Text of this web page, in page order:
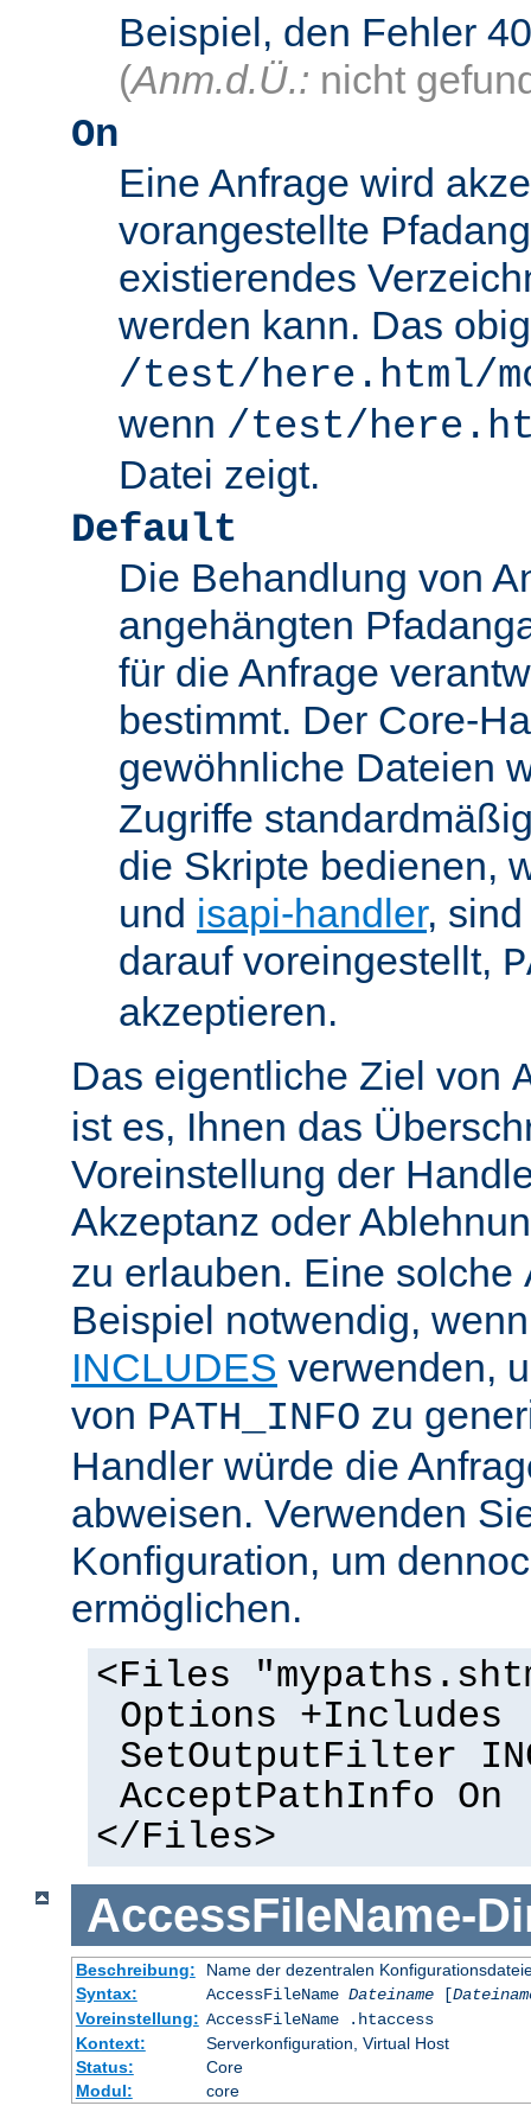
Beispiel, den Fehler
(Anm.d.Ü.: nicht
On
Eine Anfrage wird
vorangestellte
existierendes
werden kann. Das
/test/here.html/
wenn /test/
Datei zeigt.
Default
Die Behandlung von
angehängten
für die Anfrage
bestimmt. Der Core-
gewöhnliche Dateien
Zugriffe
die Skripte bedienen,
und isapi-handler,
darauf voreingestellt,
akzeptieren.
Das eigentliche Ziel von
ist es, Ihnen das
Voreinstellung der
Akzeptanz oder
zu erlauben. Eine solche
Beispiel notwendig,
INCLUDES verwenden,
von PATH_INFO zu
Handler würde die
abweisen. Verwenden
Konfiguration, um
ermöglichen.
<Files
Options +Includes
SetOutputFilter
AcceptPathInfo On
</Files>
AccessFileName-
Beschreibung:
Name der dezentralen
Syntax:
AccessFileName Dateiname[
Voreinstellung: AccessFileName .htaccess
Kontext:
Serverkonfiguration, Virtual Host
Status:
Core
Modul:
core